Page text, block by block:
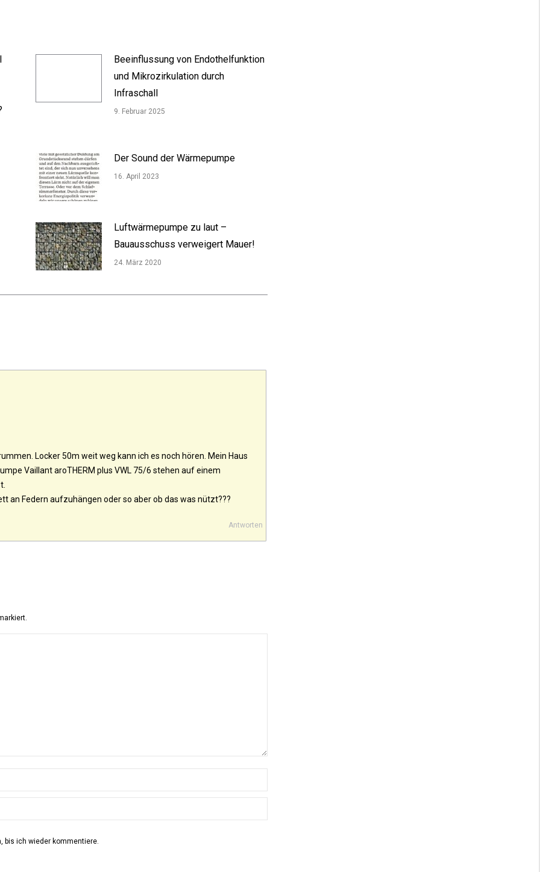
Beeinflussung von Endothelfunktion
und Mikrozirkulation durch
Infraschall
9. Februar 2025
Der Sound der Wärmepumpe
16. April 2023
Luftwärmepumpe zu laut –
Bauausschuss verweigert Mauer!
24. März 2020
Locker 50m weit weg kann ich es noch hören. Mein Haus
Vaillant aroTHERM plus VWL 75/6 stehen auf einem
an Federn aufzuhängen oder so aber ob das was nützt???
Antworten
bis ich wieder kommentiere.